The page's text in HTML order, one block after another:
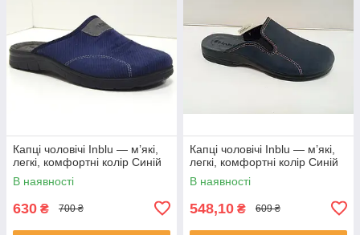
Капці чоловічі Inblu — м’які,
легкі, комфортні колір Синій
В наявності
630 ₴ 700 ₴
Капці чоловічі Inblu — м’які,
легкі, комфортні колір Синій
В наявності
548,10 ₴ 609 ₴